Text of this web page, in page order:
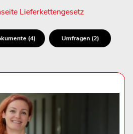
Lieferkettengesetz
(4) Umfragen (2)